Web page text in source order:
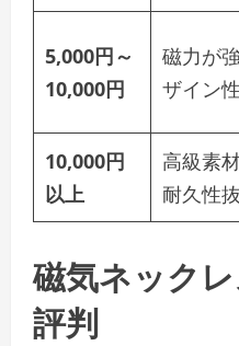
5,000円～
10,000円
磁力が
ザイン
10,000円
以上
高級素
耐久性
磁気ネック
評判